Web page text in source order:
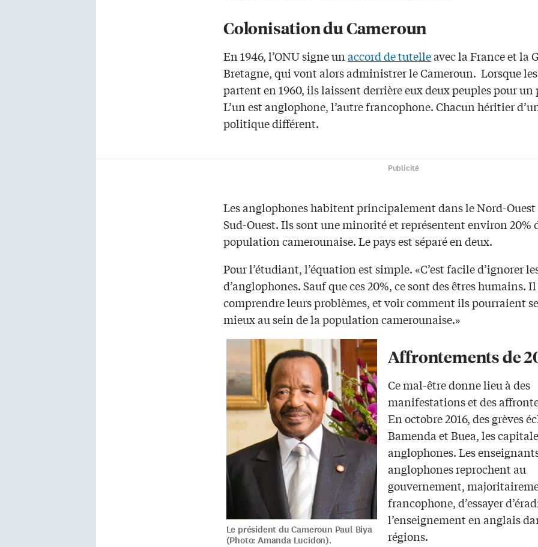
Colonisation du Cameroun
En 1946, l’ONU signe unaccord de tutelleavec la France et la
Bretagne, qui vont alors administrer le Cameroun. Lorsque
partent en 1960, ils laissent derrière eux deux peuples pour un
L’un est anglophone, l’autre francophone. Chacun héritier
politique différent.
Publicité
Les anglophones habitent principalement dans le Nord-Ouest
Sud-Ouest. Ils sont une minorité et représentent environ 20%
population camerounaise. Le pays est séparé en deux.
Pour l’étudiant, l’équation est simple. «C’est facile d’ignorer
d’anglophones. Sauf que ces 20%, ce sont des êtres humains.
comprendre leurs problèmes, et voir comment ils pourraient
mieux au sein de la population camerounaise.»
Le président du Cameroun Paul Biya
(Photo: Amanda Lucidon).
Affrontements de
Ce mal-être donne lieu à des
manifestations et des
En octobre 2016, des grèves
Bamenda et Buea, les
anglophones. Les
anglophones reprochent au
gouvernement,
francophone, d’essayer
l’enseignement en anglais
régions.